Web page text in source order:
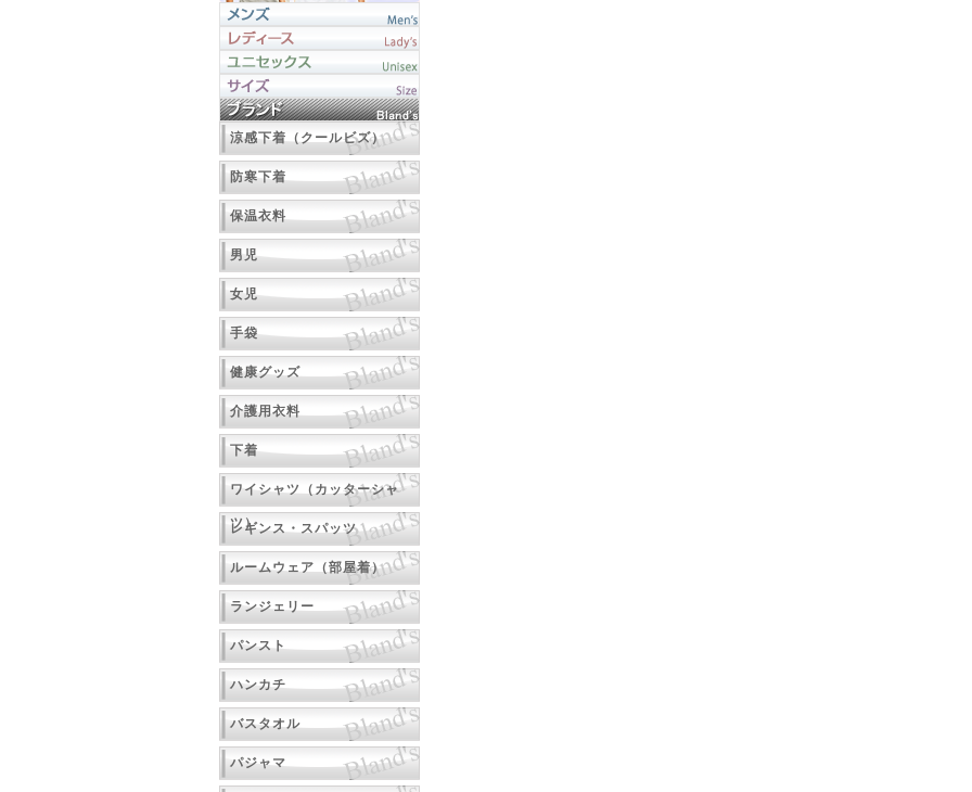
涼感下着（クールビズ）
防寒下着
保温衣料
男児
女児
手袋
健康グッズ
介護用衣料
下着
ワイシャツ（カッターシャ
ツ）
レギンス・スパッツ
ルームウェア（部屋着）
ランジェリー
パンスト
ハンカチ
バスタオル
パジャマ